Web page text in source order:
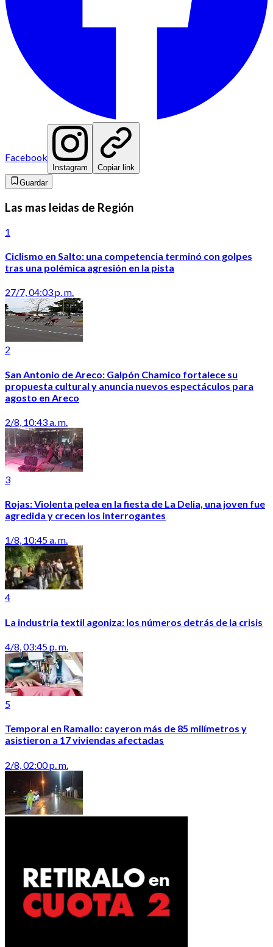
Facebook
Instagram
Copiar link
Guardar
Las mas leidas de Región
1
Ciclismo en Salto: una competencia terminó con golpes
tras una polémica agresión en la pista
27/7, 04:03 p. m.
2
San Antonio de Areco: Galpón Chamico fortalece su
propuesta cultural y anuncia nuevos espectáculos para
agosto en Areco
2/8, 10:43 a. m.
3
Rojas: Violenta pelea en la fiesta de La Delia, una joven fue
agredida y crecen los interrogantes
1/8, 10:45 a. m.
4
La industria textil agoniza: los números detrás de la crisis
4/8, 03:45 p. m.
5
Temporal en Ramallo: cayeron más de 85 milímetros y
asistieron a 17 viviendas afectadas
2/8, 02:00 p. m.